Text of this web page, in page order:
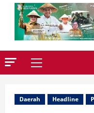
Primary
Daerah Headline